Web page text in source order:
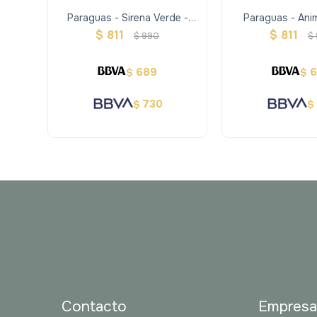
Paraguas - Sirena Verde -
Stephen Joseph
$ 811 $990
$ 689
$ 730
Paraguas -
Stephen
$ 811 $
$
$
Contacto Empresa